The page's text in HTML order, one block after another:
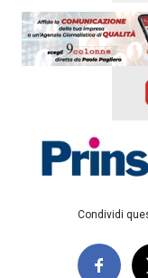
Condividi